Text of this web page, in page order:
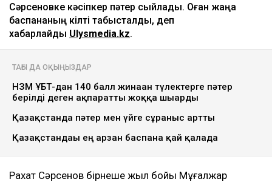
Сәрсеновке кәсіпкер пәтер сыйлады. Оған жаңа
баспананың кілті табысталды, деп
хабарлайды Ulysmedia.kz.
ТАҒЫ ДА ОҚЫҢЫЗДАР
НЗМ ҰБТ-дан 140 балл жинаған түлектерге пәтер
берілді деген ақпаратты жоққа шығарды
Қазақстанда пәтер мен үйге сұраныс артты
Қазақстандағы ең арзан баспана қай қалада
Рахат Сәрсенов бірнеше жыл бойы Мұғалжар